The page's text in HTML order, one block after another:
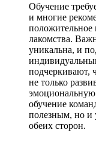
Обучение
и многие
лакомства.
уникальна, и
подчеркивают,
не только
эмоциональную
обучение
полезным, но и
обеих сторон.